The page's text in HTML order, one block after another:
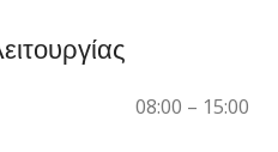
08:00 – 15:00